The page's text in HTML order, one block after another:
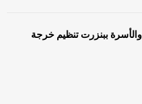
والأسرة ببنزرت تنظيم خرجة